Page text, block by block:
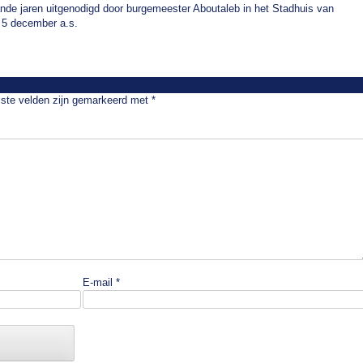
jaren uitgenodigd door burgemeester Aboutaleb in het Stadhuis van
december a.s.
velden zijn gemarkeerd met *
E-mail *